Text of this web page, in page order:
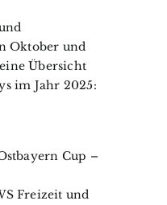
Oktober und
Übersicht
im Jahr 2025:
Cup –
Freizeit und